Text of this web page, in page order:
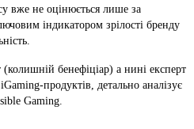
вже не оцінюється лише за
індикатором зрілості бренду
бенефіціар) а нині експерт
продуктів, детально аналізує
Gaming.